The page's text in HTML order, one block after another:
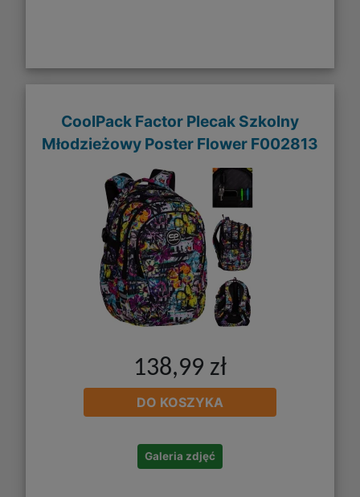
CoolPack Factor Plecak Szkolny
Młodzieżowy Poster Flower F002813
138,99 zł
DO KOSZYKA
Galeria zdjęć